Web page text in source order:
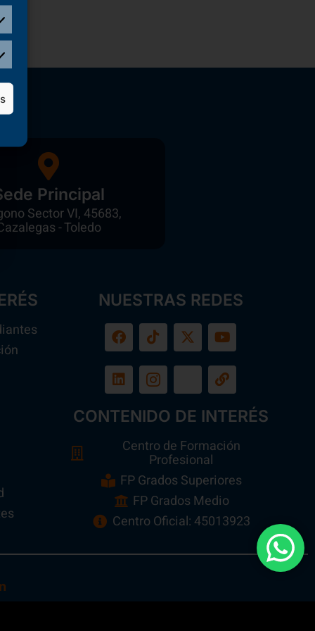
Principal
Sector VI, 45683,
- Toledo
NUESTRAS REDES
CONTENIDO DE INTERÉS
Centro de Formación
Profesional
FP Grados Superiores
FP Grados Medio
Centro Oficial: 45013923